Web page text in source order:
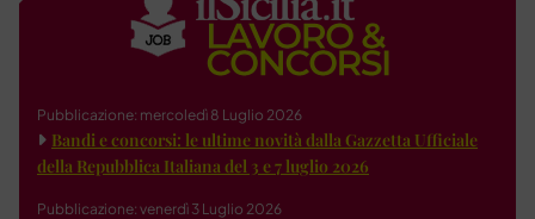
Pubblicazione: mercoledì 8 Luglio 2026
Bandi e concorsi: le ultime novità dalla Gazzetta Ufficiale
della Repubblica Italiana del 3 e 7 luglio 2026
Pubblicazione: venerdì 3 Luglio 2026